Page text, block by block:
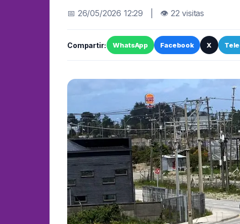
📅 26/05/2026 12:29 | 👁 22 visitas
Compartir: WhatsApp Facebook X